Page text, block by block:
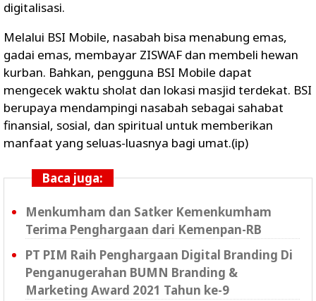
digitalisasi.
Melalui BSI Mobile, nasabah bisa menabung emas,
gadai emas, membayar ZISWAF dan membeli hewan
kurban. Bahkan, pengguna BSI Mobile dapat
mengecek waktu sholat dan lokasi masjid terdekat. BSI
berupaya mendampingi nasabah sebagai sahabat
finansial, sosial, dan spiritual untuk memberikan
manfaat yang seluas-luasnya bagi umat.(ip)
Baca juga:
Menkumham dan Satker Kemenkumham
Terima Penghargaan dari Kemenpan-RB
PT PIM Raih Penghargaan Digital Branding Di
Penganugerahan BUMN Branding &
Marketing Award 2021 Tahun ke-9